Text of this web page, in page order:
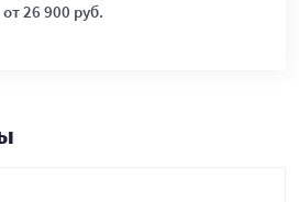
от 26 900 руб.